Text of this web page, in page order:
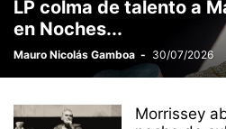
LP colma de talento a
en Noches...
Mauro Nicolás Gamboa - 30/07/2026
Morrissey